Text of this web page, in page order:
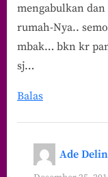
mengabulkan
rumah-Nya..
mbak… bkn kr
sj…
Balas
Ade